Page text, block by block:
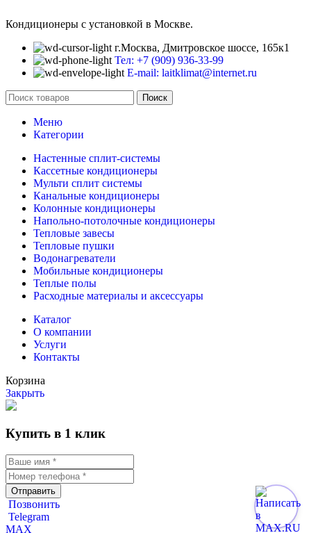
Кондиционеры с установкой в Москве.
г.Москва, Дмитровское шоссе, 165к1
Тел: +7 (909) 936-33-99
E-mail: laitklimat@internet.ru
Поиск
Меню
Категории
Настенные сплит-системы
Кассетные кондиционеры
Мульти сплит системы
Канальные кондиционеры
Колонные кондиционеры
Напольно-потолочные кондиционеры
Тепловые завесы
Тепловые пушки
Водонагреватели
Мобильные кондиционеры
Теплые полы
Расходные материалы и аксессуары
Каталог
О компании
Услуги
Контакты
Корзина
Закрыть
Купить в 1 клик
Отправить
Позвонить
Telegram
MAX